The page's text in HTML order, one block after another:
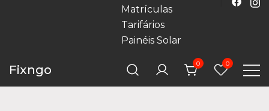
Matrículas
Tarifários
Painéis Solar
Fixngo 0 0